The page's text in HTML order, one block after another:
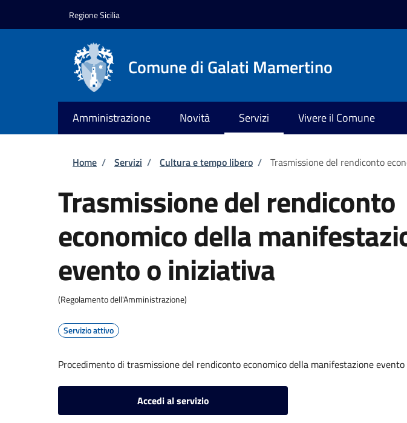
Regione Sicilia
Comune di Galati Mamertino
Amministrazione Novità Servizi Vivere il Comune
Briciole di pane
Home / Servizi / Cultura e tempo libero / Trasmissione del rendiconto
Trasmissione del rendiconto
economico della
evento o iniziativa
(Regolamento dell'Amministrazione)
Servizio attivo
Procedimento di trasmissione del rendiconto economico della manifestazione
Accedi al servizio